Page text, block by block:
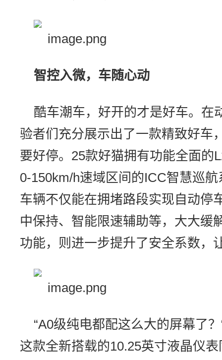
智控入微，车随心动
酷车潮车，好开的才是好车。在
验者们充分展示出了一款精致好车
要好停。25款好猫拥有功能全面的
0-150km/h速域区间的ICC智慧巡
车辆不仅能在拥堵路段实现自动停
中保持、智能限速辅助等，大大缓
功能，则进一步提升了安全系数，
“A0级纯电都配这么大的屏幕了
这款全新搭载的10.25英寸液晶仪